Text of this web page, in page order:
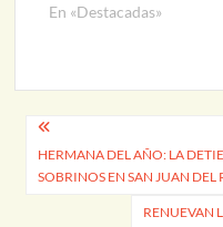
En «Destacadas»
Navegación
de
entradas
HERMANA DEL AÑO: LA
SOBRINOS EN SAN JUAN DEL
RENUEVAN